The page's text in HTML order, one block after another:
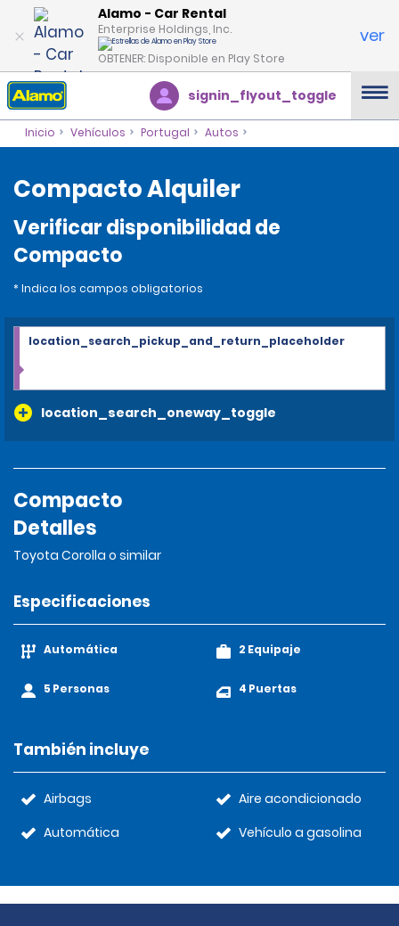
Alamo - Car Rental
Enterprise Holdings, Inc.
OBTENER: Disponible en Play Store
ver
signin_flyout_toggle
Inicio Vehículos Portugal Autos
Compacto Alquiler
Verificar disponibilidad de
Compacto
* Indica los campos obligatorios
location_search_oneway_toggle
location_search_pickup_and_return_placeholder
Compacto
Detalles
Toyota Corolla o similar
Especificaciones
Automática
5 Personas
2 Equipaje
4 Puertas
También incluye
Airbags
Automática
Aire acondicionado
Vehículo a gasolina